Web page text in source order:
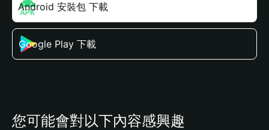
Android 安裝包 下載
Google Play 下載
您可能會對以下內容感興趣